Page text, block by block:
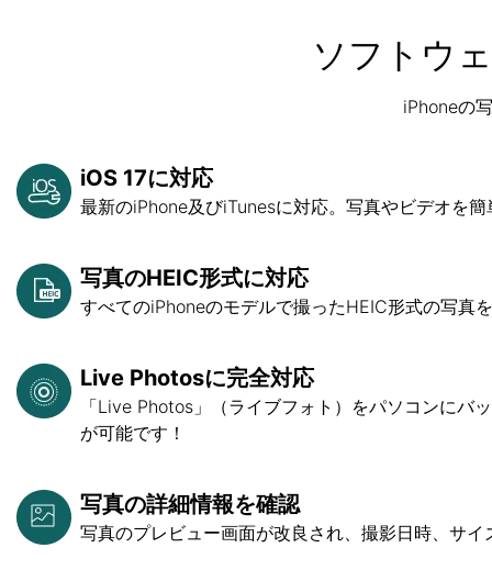
ソフトウ
iPhoneの
iOS 17に対応
最新のiPhone及びiTunesに対応。写真やビデオを
写真のHEIC形式に対応
すべてのiPhoneのモデルで撮ったHEIC形式の写真
Live Photosに完全対応
「Live Photos」（ライブフォト）をパソコンにバ
が可能です！
写真の詳細情報を確認
写真のプレビュー画面が改良され、撮影日時、サ